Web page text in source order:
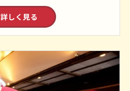
詳しく見る